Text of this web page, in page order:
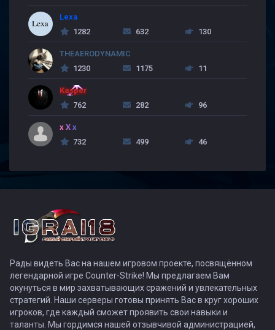
Lexa
1282
632 130
THEAERODYNAMIC
1230
1175 11
Kasper
762
282 96
x X x
732
499 46
Рады видеть Вас на нашем игровом проекте, посвящённом
легендарной игре Counter-Strike! Мы предлагаем Вам
окунуться в мир захватывающих сражений и увлекательных
стратегий. Наши серверы готовы принять Вас в круг хороших
игроков, где каждый сможет проявить свои навыки и
таланты. Мы гордимся нашей отзывчивой администрацией,